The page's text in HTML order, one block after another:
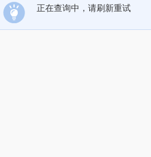
正在查询中，请刷新重试